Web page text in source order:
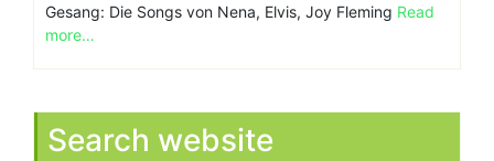
Gesang: Die Songs von Nena, Elvis, Joy Fleming Read
more…
Search website